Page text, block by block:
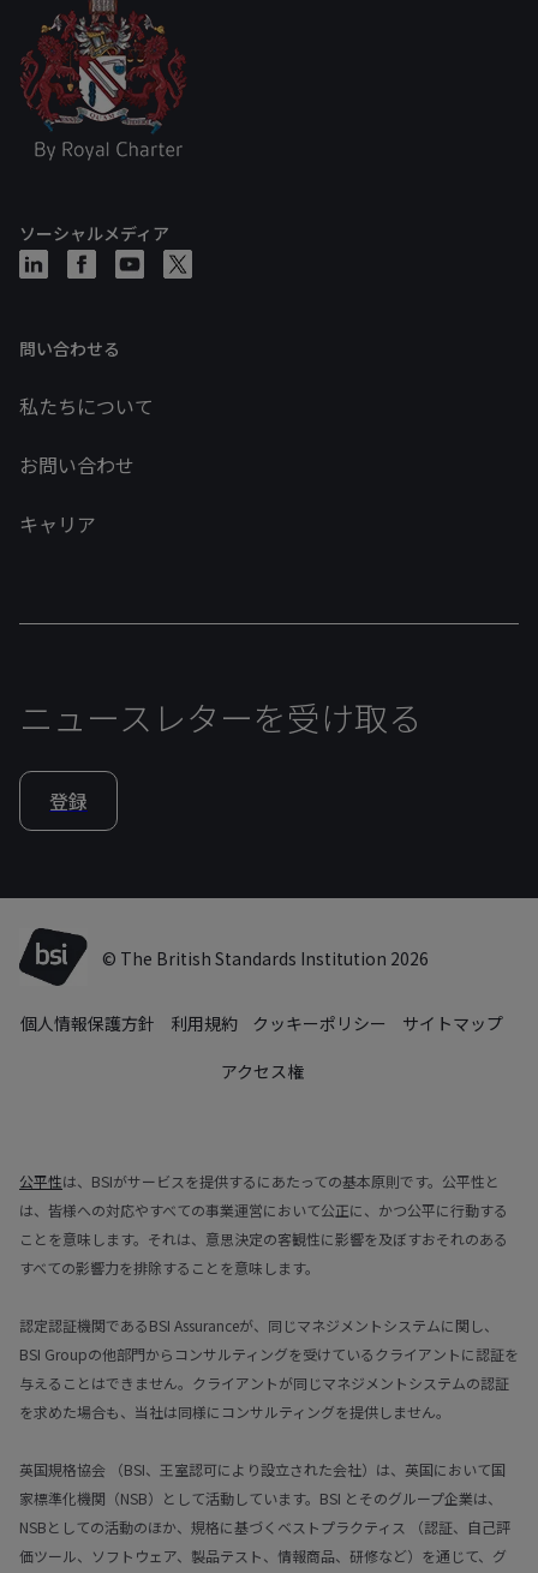
ソーシャルメディア
問い合わせる
私たちについて
お問い合わせ
キャリア
ニュースレターを受け取る
登録
© The British Standards Institution 2026
個人情報保護方針 利用規約 クッキーポリシー
サイトマップ
アクセス権
公平性は、BSIがサービスを提供するにあたっての基本原則です。公平性と
は、皆様への対応やすべての事業運営において公正に、かつ公平に行動する
ことを意味します。それは、意思決定の客観性に影響を及ぼすおそれのある
すべての影響力を排除することを意味します。
認定認証機関であるBSI Assuranceが、同じマネジメントシステムに関し、
BSI Groupの他部門からコンサルティングを受けているクライアントに認証を
与えることはできません。クライアントが同じマネジメントシステムの認証
を求めた場合も、当社は同様にコンサルティングを提供しません。
英国規格協会 （BSI、王室認可により設立された会社）は、英国において国
家標準化機関（NSB）として活動しています。BSI とそのグループ企業は、
NSBとしての活動のほか、規格に基づくベストプラクティス （認証、自己評
価ツール、ソフトウェア、製品テスト、情報商品、研修など）を通じて、グ